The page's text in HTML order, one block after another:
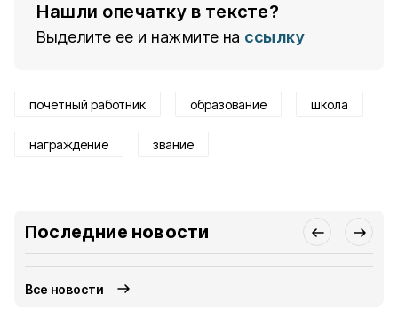
Нашли опечатку в тексте?
Выделите ее и нажмите на ссылку
почётный работник образование школа
награждение звание
Последние новости
Все новости